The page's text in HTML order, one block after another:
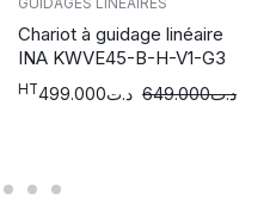
Chariot à guidage linéaire
INA KWVE45-B-H-V1-G3
د.ت499.000 د.ت649.000
HT